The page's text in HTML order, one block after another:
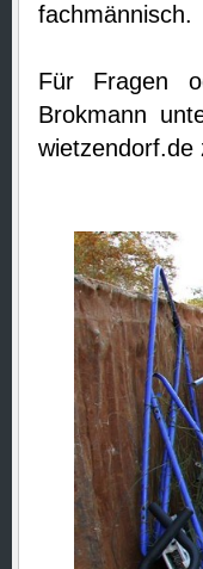
fachmännisch.
Für Fragen
Brokmann
wietzendorf.de